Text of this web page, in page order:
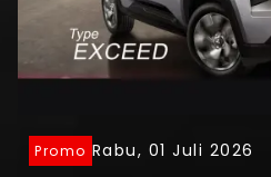
Promo Rabu, 01 Juli 2026